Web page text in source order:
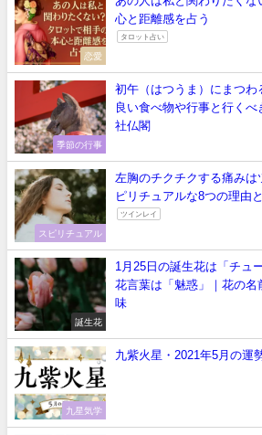
恋愛
心と距離感を占う
タロット占い
季節の行事
初午（はつうま）にまつ
良い食べ物や行事と行く
社仏閣
スピリチュアル
左胸のチクチクする痛みは
ピリチュアルな8つの理由
ツインレイ
誕生花
1月25日の誕生花は「チュ
花言葉は「魅惑」｜花の
味
九星気学
九紫火星・2021年5月の運